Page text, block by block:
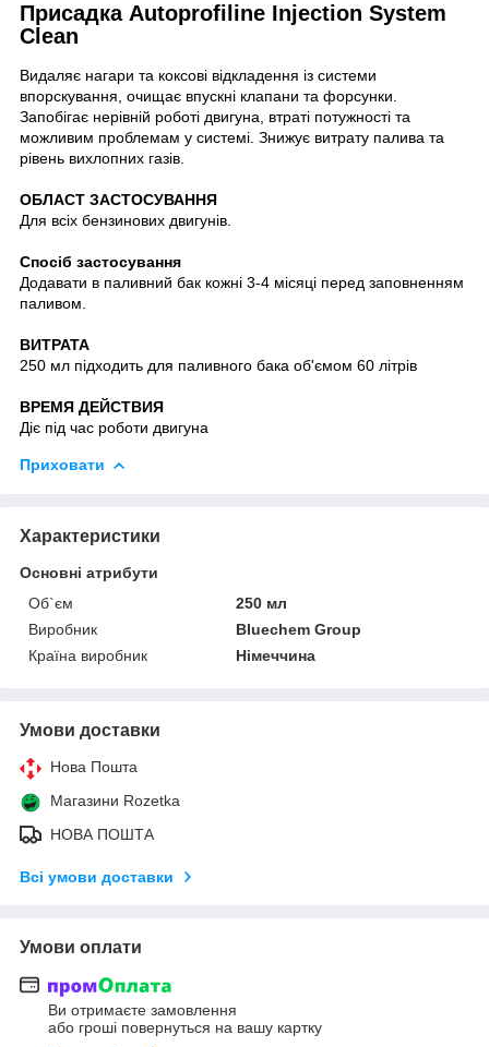
Присадка Autoprofiline Injection System
Clean
Видаляє нагари та коксові відкладення із системи
впорскування, очищає впускні клапани та форсунки.
Запобігає нерівній роботі двигуна, втраті потужності та
можливим проблемам у системі. Знижує витрату палива та
рівень вихлопних газів.
ОБЛАСТ ЗАСТОСУВАННЯ
Для всіх бензинових двигунів.
Спосіб застосування
Додавати в паливний бак кожні 3-4 місяці перед заповненням
паливом.
ВИТРАТА
250 мл підходить для паливного бака об'ємом 60 літрів
ВРЕМЯ ДЕЙСТВИЯ
Діє під час роботи двигуна
Приховати
Характеристики
Основні атрибути
Об`єм
250 мл
Виробник
Bluechem Group
Країна виробник
Німеччина
Умови доставки
Нова Пошта
Магазини Rozetka
НОВА ПОШТА
Всі умови доставки
Умови оплати
Ви отримаєте замовлення
або гроші повернуться на вашу картку